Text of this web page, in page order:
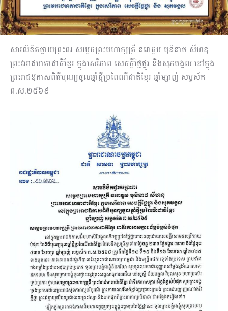
សារលិខិតថ្វាយព្រះពរ សម្តេចព្រះមហាក្សត្រី នរោត្តម មុនិនាថ សីហនុ
ព្រះវររាជមាតាជាតិខ្មែរ ក្នុងសេរីភាព សេចក្តីថ្លៃថ្នូរ និងសុភមង្គល នៅក្នុង
ព្រះរាជឱកាសពិធីបុណ្យចូលឆ្នាំថ្មីប្រពៃណីជាតិខ្មែរ ឆ្នាំម្សាញ់ សប្តស័ក
ព.ស.២៥៦៩